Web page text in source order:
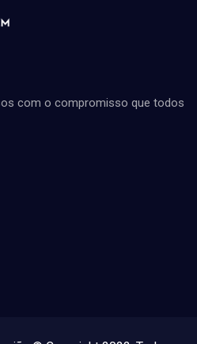
com o compromisso que todos